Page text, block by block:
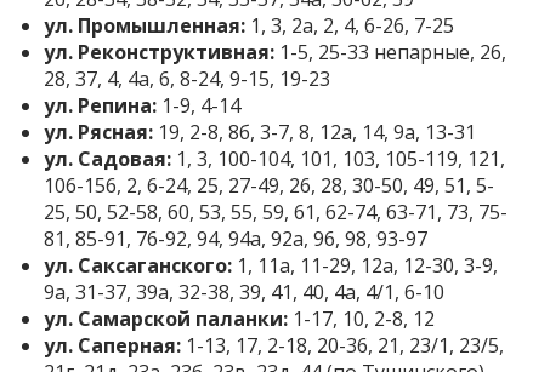
ул. Промышленная: 1, 3, 2а, 2, 4, 6-26, 7-25
ул. Реконструктивная: 1-5, 25-33 непарные, 26,
28, 37, 4, 4а, 6, 8-24, 9-15, 19-23
ул. Репина: 1-9, 4-14
ул. Рясная: 19, 2-8, 8б, 3-7, 8, 12а, 14, 9а, 13-31
ул. Садовая: 1, 3, 100-104, 101, 103, 105-119, 121,
106-156, 2, 6-24, 25, 27-49, 26, 28, 30-50, 49, 51, 5-
25, 50, 52-58, 60, 53, 55, 59, 61, 62-74, 63-71, 73, 75-
81, 85-91, 76-92, 94, 94а, 92а, 96, 98, 93-97
ул. Саксаганского: 1, 11а, 11-29, 12а, 12-30, 3-9,
9а, 31-37, 39а, 32-38, 39, 41, 40, 4а, 4/1, 6-10
ул. Самарской паланки: 1-17, 10, 2-8, 12
ул. Саперная: 1-13, 17, 2-18, 20-36, 21, 23/1, 23/5,